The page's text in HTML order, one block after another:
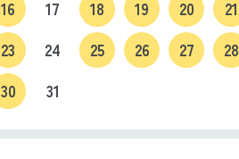
16
17 18 19 20 21
23
24 25 26 27 28
30
31